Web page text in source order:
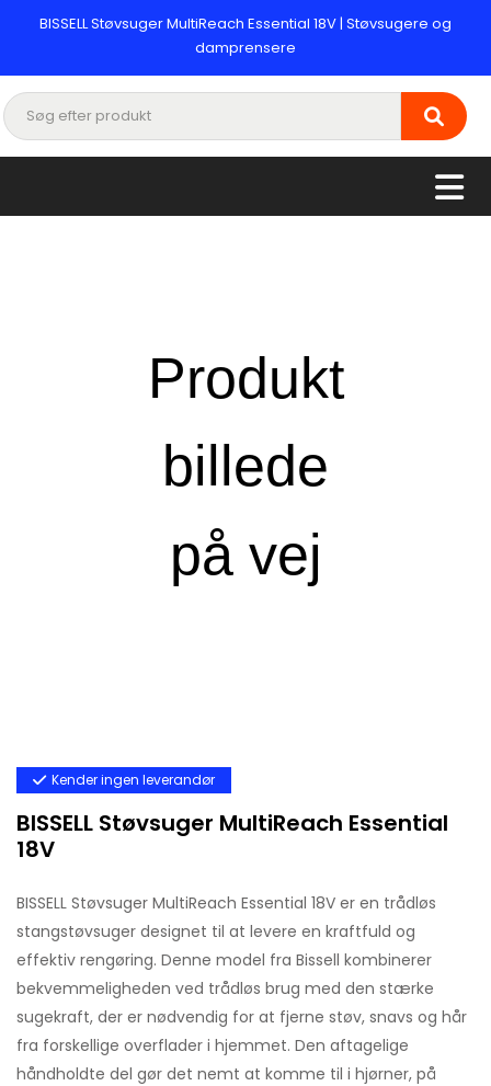
BISSELL Støvsuger MultiReach Essential 18V | Støvsugere og
damprensere
Kender ingen leverandør
BISSELL Støvsuger MultiReach Essential
18V
BISSELL Støvsuger MultiReach Essential 18V er en trådløs
stangstøvsuger designet til at levere en kraftfuld og
effektiv rengøring. Denne model fra Bissell kombinerer
bekvemmeligheden ved trådløs brug med den stærke
sugekraft, der er nødvendig for at fjerne støv, snavs og hår
fra forskellige overflader i hjemmet. Den aftagelige
håndholdte del gør det nemt at komme til i hjørner, på